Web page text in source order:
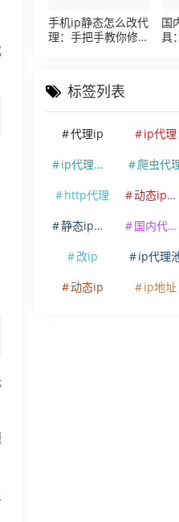
手机ip静态怎么改代
理：手把手教你修改
国
具
标签列表
代理ip ip代理
ip代理软件
爬虫代
http代理
动态ip代理
静态ip代理
国内代理ip
改ip
ip代理
动态ip
ip地址